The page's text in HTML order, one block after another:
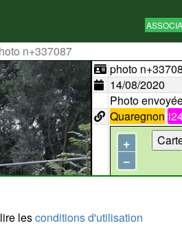
n+337087
lesconditions d'utilisation
photo
14/08/2020
Photo
Quaregnon
+
−